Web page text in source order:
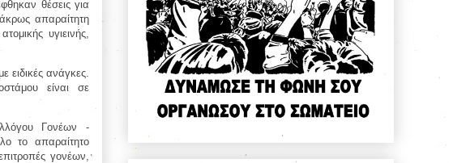
θέσεις για
απαραίτητη
υγιεινής,
ειδικές ανάγκες.
είναι σε
Γονέων -
το απαραίτητο
γονέων,